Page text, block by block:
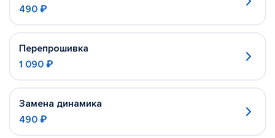
490 ₽
Перепрошивка
1 090 ₽
Замена динамика
490 ₽